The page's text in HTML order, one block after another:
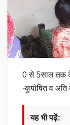
0 से 5साल तक
-कुपोषित व अति
यह भी पढ़ें: